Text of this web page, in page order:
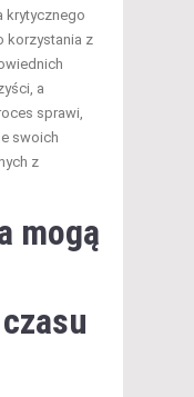
krytycznego
korzystania z
a
sprawi,
swoich
z
mogą